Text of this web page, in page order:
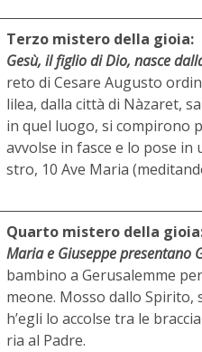
Terzo mistero della gioia:
Gesù, il figlio di Dio, nasce
reto di Cesare Augusto
lilea, dalla città di Nàzaret,
in quel luogo, si compirono
avvolse in fasce e lo pose in
stro, 10 Ave Maria
Quarto mistero della
Maria e Giuseppe presentano
bambino a Gerusalemme
meone. Mosso dallo
h’egli lo accolse tra le
ria al Padre.